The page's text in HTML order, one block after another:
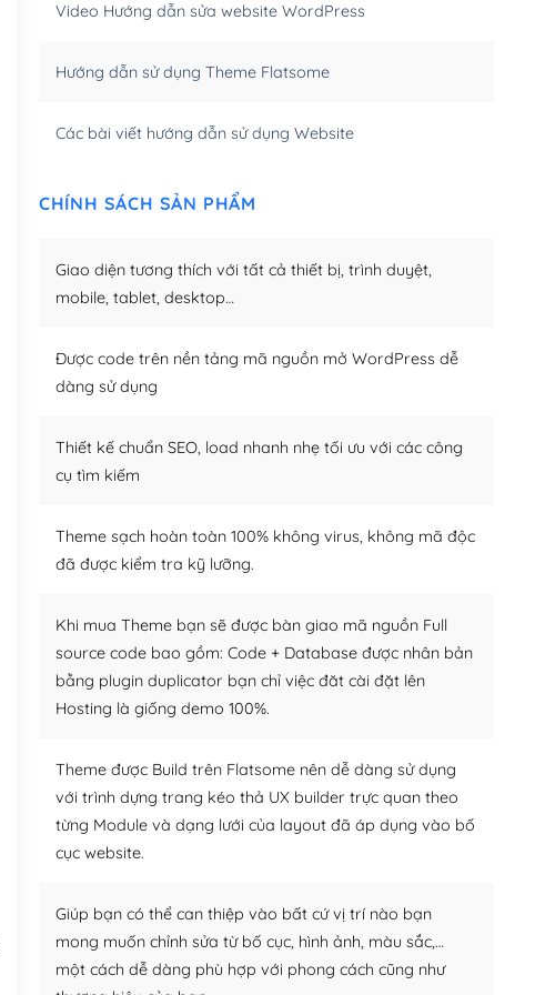
(+950,000₫)
Video Hướng dẫn sửa website WordPress
Hướng dẫn sử dụng Theme Flatsome
Các bài viết hướng dẫn sử dụng Website
CHÍNH SÁCH SẢN PHẨM
Giao diện tương thích với tất cả thiết bị, trình duyệt,
mobile, tablet, desktop…
Được code trên nền tảng mã nguồn mở WordPress dễ
dàng sử dụng
Thiết kế chuẩn SEO, load nhanh nhẹ tối ưu với các công
cụ tìm kiếm
Theme sạch hoàn toàn 100% không virus, không mã độc
đã được kiểm tra kỹ lưỡng.
Khi mua Theme bạn sẽ được bàn giao mã nguồn Full
source code bao gồm: Code + Database được nhân bản
bằng plugin duplicator bạn chỉ việc đăt cài đặt lên
Hosting là giống demo 100%.
Theme được Build trên Flatsome nên dễ dàng sử dụng
với trình dựng trang kéo thả UX builder trực quan theo
từng Module và dạng lưới của layout đã áp dụng vào bố
cục website.
Giúp bạn có thể can thiệp vào bất cứ vị trí nào bạn
mong muốn chỉnh sửa từ bố cục, hình ảnh, màu sắc,…
một cách dễ dàng phù hợp với phong cách cũng như